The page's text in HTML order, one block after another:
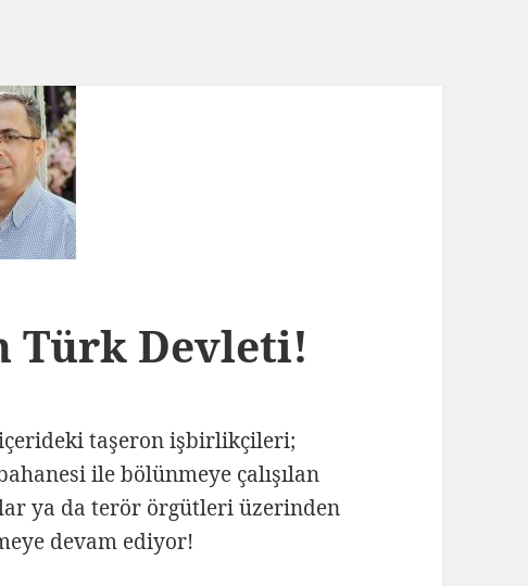
Türk Devleti!
taşeron işbirlikçileri;
ile bölünmeye çalışılan
ya da terör örgütleri üzerinden
devam ediyor!